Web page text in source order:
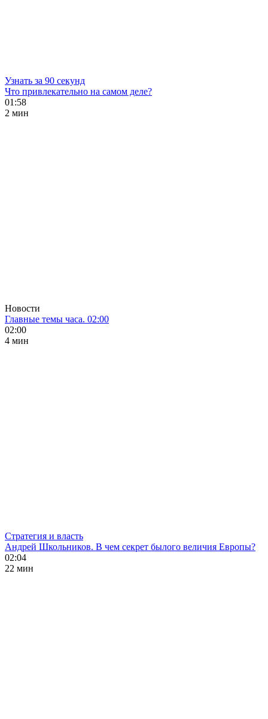
Узнать за 90 секунд
Что привлекательно на самом деле?
01:58
2 мин
Новости
Главные темы часа. 02:00
02:00
4 мин
Стратегия и власть
Андрей Школьников. В чем секрет былого величия Европы?
02:04
22 мин